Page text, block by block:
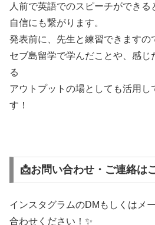
人前で英語でのスピーチができる
自信にも繋がります。
発表前に、先生と練習できますの
セブ島留学で学んだことや、感じ
る
アウトプットの場としても活用し
す！
📩お問い合わせ・ご連絡は
インスタグラムのDMもしくはメ
合わせください！✨